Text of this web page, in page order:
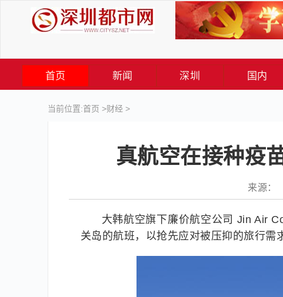
首页 新闻 深圳 国内
当前位置:首页 >财经>
真航空在接种疫
来源：
大韩航空旗下廉价航空公司 Jin Air
关岛的航班，以抢先应对被压抑的旅行需